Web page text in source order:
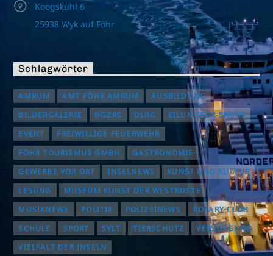
Koogskuhl 6
25938 Wyk auf Föhr
Schlagwörter
AMRUM AMT FÖHR AMRUM
AUSBILDUNG
BILDERGALERIE
DGZRS DLRG
EILUN-FEER-SKUUL
EVENT
FREIWILLIGE FEUERWEHR
FÖHR TOURISMUS GMBH
GASTRONOMIE
GEWERBE VOR ORT
INSELNEWS
KUNST UND KULTUR
LESUNG
MUSEUM KUNST DER WESTKÜSTE
MUSIKNEWS
POLITIK POLIZEINEWS
ROTARY CLUB
SCHULE
SPORT SYLT TIERSCHUTZ
VERSORGUNG
VIELFALT DER INSELN